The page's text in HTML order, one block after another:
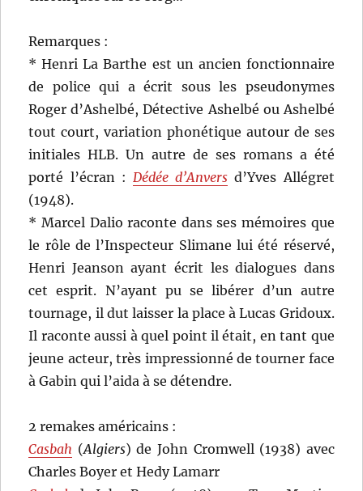
Remarques :
* Henri La Barthe est un ancien fonctionnaire
de police qui a écrit sous les pseudonymes
Roger d’Ashelbé, Détective Ashelbé ou Ashelbé
tout court, variation phonétique autour de ses
initiales HLB. Un autre de ses romans a été
porté l’écran : Dédée d’Anvers d’Yves Allégret
(1948).
* Marcel Dalio raconte dans ses mémoires que
le rôle de l’Inspecteur Slimane lui été réservé,
Henri Jeanson ayant écrit les dialogues dans
cet esprit. N’ayant pu se libérer d’un autre
tournage, il dut laisser la place à Lucas Gridoux.
Il raconte aussi à quel point il était, en tant que
jeune acteur, très impressionné de tourner face
à Gabin qui l’aida à se détendre.
2 remakes américains :
Casbah (Algiers) de John Cromwell (1938) avec
Charles Boyer et Hedy Lamarr